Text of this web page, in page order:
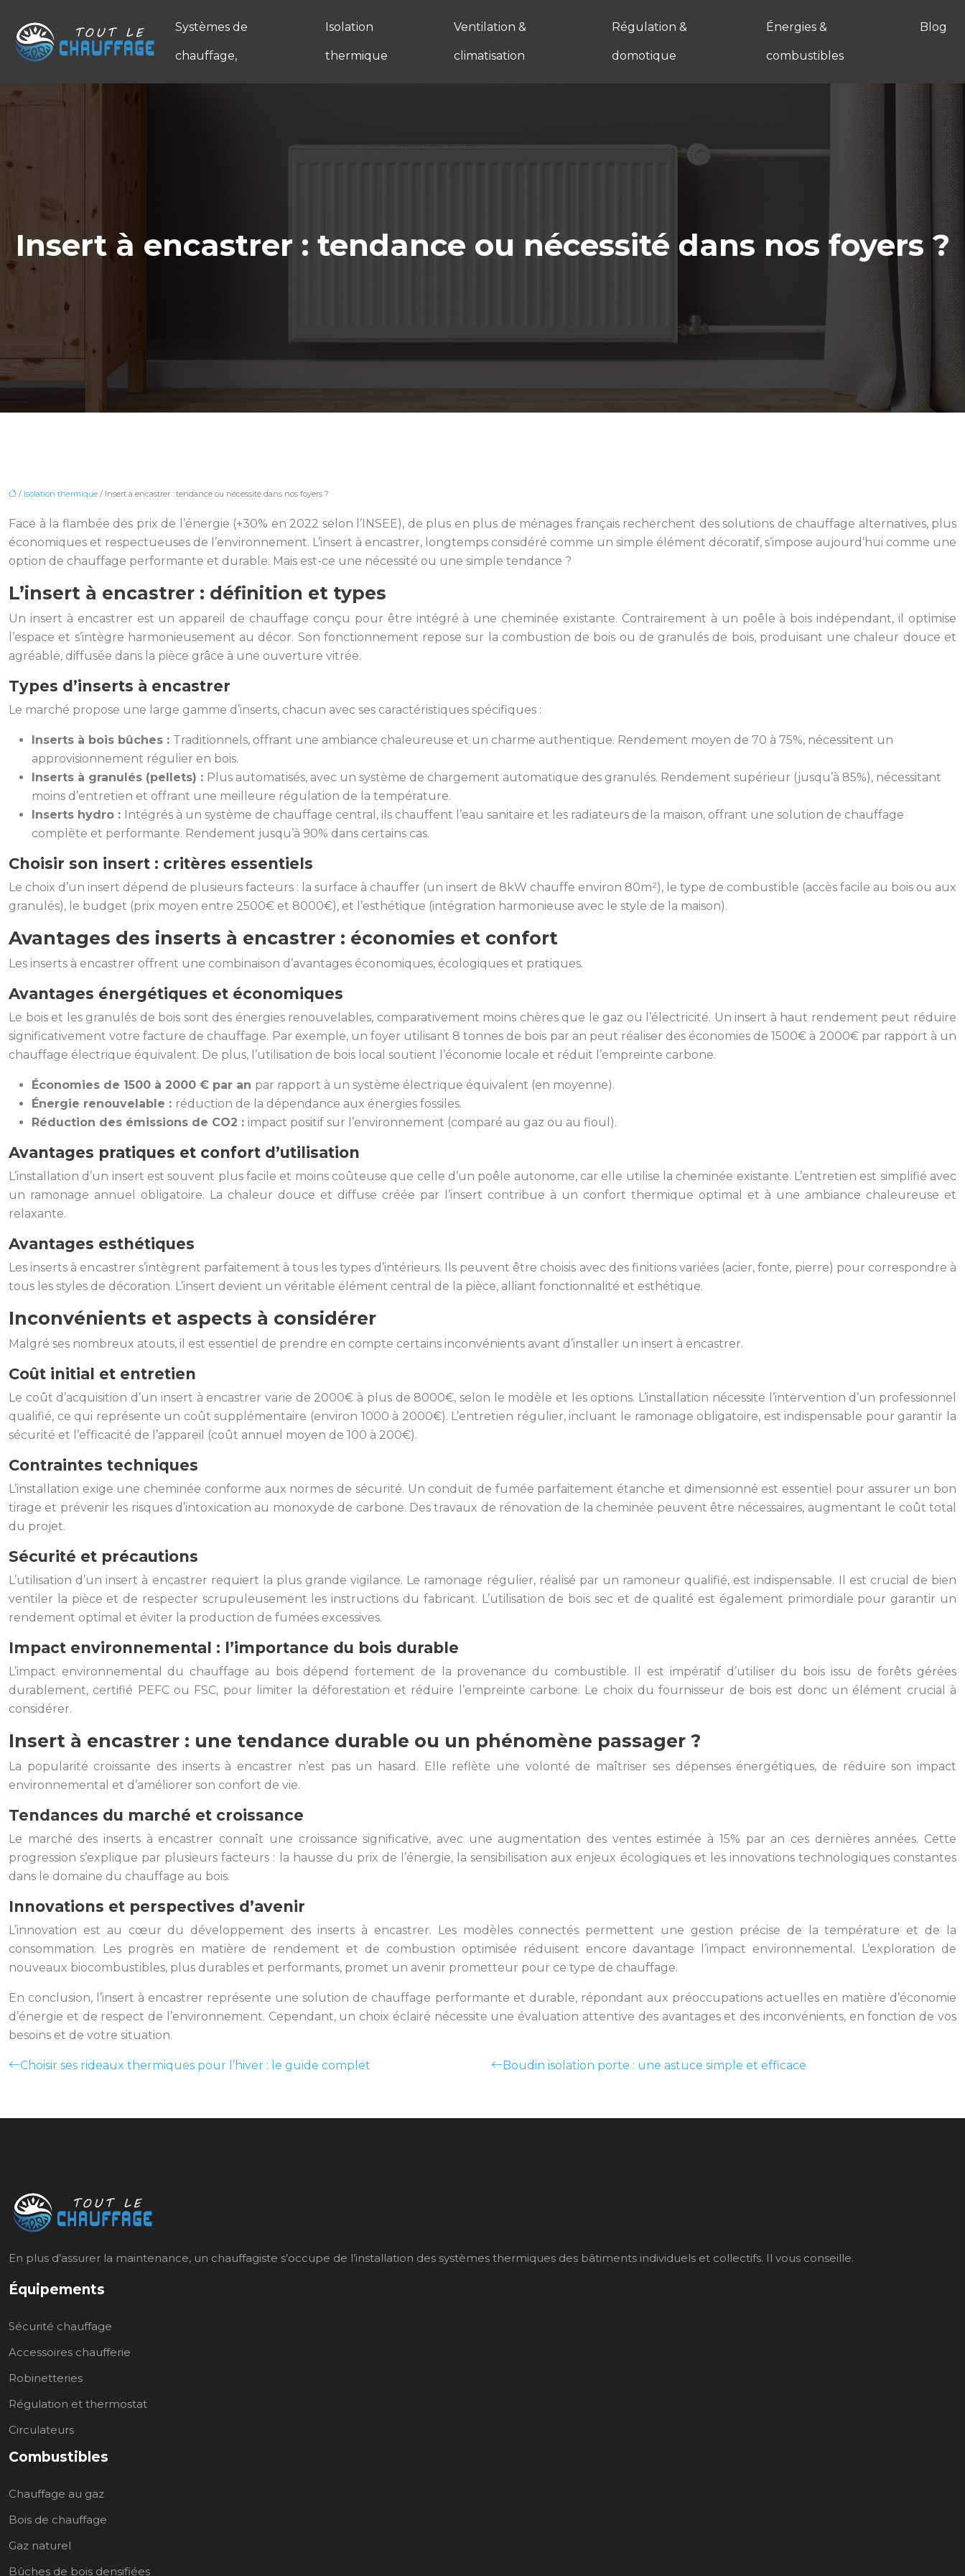
Systèmes de
chauffage,
Isolation
thermique
Ventilation &
climatisation
Régulation &
domotique
Énergies &
combustibles
Blog
Insert à encastrer : tendance ou nécessité dans nos foyers ?
/ Isolation thermique / Insert à encastrer : tendance ou nécessité dans nos foyers ?
Face à la flambée des prix de l’énergie (+30% en 2022 selon l’INSEE), de plus en plus de ménages français recherchent des solutions de chauffage alternatives, plus
économiques et respectueuses de l’environnement. L’insert à encastrer, longtemps considéré comme un simple élément décoratif, s’impose aujourd’hui comme une
option de chauffage performante et durable. Mais est-ce une nécessité ou une simple tendance ?
L’insert à encastrer : définition et types
Un insert à encastrer est un appareil de chauffage conçu pour être intégré à une cheminée existante. Contrairement à un poêle à bois indépendant, il optimise
l’espace et s’intègre harmonieusement au décor. Son fonctionnement repose sur la combustion de bois ou de granulés de bois, produisant une chaleur douce et
agréable, diffusée dans la pièce grâce à une ouverture vitrée.
Types d’inserts à encastrer
Le marché propose une large gamme d’inserts, chacun avec ses caractéristiques spécifiques :
Inserts à bois bûches : Traditionnels, offrant une ambiance chaleureuse et un charme authentique. Rendement moyen de 70 à 75%, nécessitent un
approvisionnement régulier en bois.
Inserts à granulés (pellets) : Plus automatisés, avec un système de chargement automatique des granulés. Rendement supérieur (jusqu’à 85%), nécessitant
moins d’entretien et offrant une meilleure régulation de la température.
Inserts hydro : Intégrés à un système de chauffage central, ils chauffent l’eau sanitaire et les radiateurs de la maison, offrant une solution de chauffage
complète et performante. Rendement jusqu’à 90% dans certains cas.
Choisir son insert : critères essentiels
Le choix d’un insert dépend de plusieurs facteurs : la surface à chauffer (un insert de 8kW chauffe environ 80m²), le type de combustible (accès facile au bois ou aux
granulés), le budget (prix moyen entre 2500€ et 8000€), et l’esthétique (intégration harmonieuse avec le style de la maison).
Avantages des inserts à encastrer : économies et confort
Les inserts à encastrer offrent une combinaison d’avantages économiques, écologiques et pratiques.
Avantages énergétiques et économiques
Le bois et les granulés de bois sont des énergies renouvelables, comparativement moins chères que le gaz ou l’électricité. Un insert à haut rendement peut réduire
significativement votre facture de chauffage. Par exemple, un foyer utilisant 8 tonnes de bois par an peut réaliser des économies de 1500€ à 2000€ par rapport à un
chauffage électrique équivalent. De plus, l’utilisation de bois local soutient l’économie locale et réduit l’empreinte carbone.
Économies de 1500 à 2000 € par an par rapport à un système électrique équivalent (en moyenne).
Énergie renouvelable : réduction de la dépendance aux énergies fossiles.
Réduction des émissions de CO2 : impact positif sur l’environnement (comparé au gaz ou au fioul).
Avantages pratiques et confort d’utilisation
L’installation d’un insert est souvent plus facile et moins coûteuse que celle d’un poêle autonome, car elle utilise la cheminée existante. L’entretien est simplifié avec
un ramonage annuel obligatoire. La chaleur douce et diffuse créée par l’insert contribue à un confort thermique optimal et à une ambiance chaleureuse et
relaxante.
Avantages esthétiques
Les inserts à encastrer s’intègrent parfaitement à tous les types d’intérieurs. Ils peuvent être choisis avec des finitions variées (acier, fonte, pierre) pour correspondre à
tous les styles de décoration. L’insert devient un véritable élément central de la pièce, alliant fonctionnalité et esthétique.
Inconvénients et aspects à considérer
Malgré ses nombreux atouts, il est essentiel de prendre en compte certains inconvénients avant d’installer un insert à encastrer.
Coût initial et entretien
Le coût d’acquisition d’un insert à encastrer varie de 2000€ à plus de 8000€, selon le modèle et les options. L’installation nécessite l’intervention d’un professionnel
qualifié, ce qui représente un coût supplémentaire (environ 1000 à 2000€). L’entretien régulier, incluant le ramonage obligatoire, est indispensable pour garantir la
sécurité et l’efficacité de l’appareil (coût annuel moyen de 100 à 200€).
Contraintes techniques
L’installation exige une cheminée conforme aux normes de sécurité. Un conduit de fumée parfaitement étanche et dimensionné est essentiel pour assurer un bon
tirage et prévenir les risques d’intoxication au monoxyde de carbone. Des travaux de rénovation de la cheminée peuvent être nécessaires, augmentant le coût total
du projet.
Sécurité et précautions
L’utilisation d’un insert à encastrer requiert la plus grande vigilance. Le ramonage régulier, réalisé par un ramoneur qualifié, est indispensable. Il est crucial de bien
ventiler la pièce et de respecter scrupuleusement les instructions du fabricant. L’utilisation de bois sec et de qualité est également primordiale pour garantir un
rendement optimal et éviter la production de fumées excessives.
Impact environnemental : l’importance du bois durable
L’impact environnemental du chauffage au bois dépend fortement de la provenance du combustible. Il est impératif d’utiliser du bois issu de forêts gérées
durablement, certifié PEFC ou FSC, pour limiter la déforestation et réduire l’empreinte carbone. Le choix du fournisseur de bois est donc un élément crucial à
considérer.
Insert à encastrer : une tendance durable ou un phénomène passager ?
La popularité croissante des inserts à encastrer n’est pas un hasard. Elle reflète une volonté de maîtriser ses dépenses énergétiques, de réduire son impact
environnemental et d’améliorer son confort de vie.
Tendances du marché et croissance
Le marché des inserts à encastrer connaît une croissance significative, avec une augmentation des ventes estimée à 15% par an ces dernières années. Cette
progression s’explique par plusieurs facteurs : la hausse du prix de l’énergie, la sensibilisation aux enjeux écologiques et les innovations technologiques constantes
dans le domaine du chauffage au bois.
Innovations et perspectives d’avenir
L’innovation est au cœur du développement des inserts à encastrer. Les modèles connectés permettent une gestion précise de la température et de la
consommation. Les progrès en matière de rendement et de combustion optimisée réduisent encore davantage l’impact environnemental. L’exploration de
nouveaux biocombustibles, plus durables et performants, promet un avenir prometteur pour ce type de chauffage.
En conclusion, l’insert à encastrer représente une solution de chauffage performante et durable, répondant aux préoccupations actuelles en matière d’économie
d’énergie et de respect de l’environnement. Cependant, un choix éclairé nécessite une évaluation attentive des avantages et des inconvénients, en fonction de vos
besoins et de votre situation.
Choisir ses rideaux thermiques pour l’hiver : le guide complet Boudin isolation porte : une astuce simple et efficace
En plus d’assurer la maintenance, un chauffagiste s’occupe de l’installation des systèmes thermiques des bâtiments individuels et collectifs. Il vous conseille.
Équipements
Sécurité chauffage
Accessoires chaufferie
Robinetteries
Régulation et thermostat
Circulateurs
Combustibles
Chauffage au gaz
Bois de chauffage
Gaz naturel
Bûches de bois densifiées